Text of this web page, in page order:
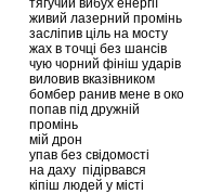
тягучий вибух енергії
живий лазерний промінь
засліпив ціль на мосту
жах в точці без шансів
чую чорний фініш ударів
виловив вказівником
бомбер ранив мене в око
попав під дружній
промінь
мій дрон
упав без свідомості
на даху підірвався
кіпіш людей у місті